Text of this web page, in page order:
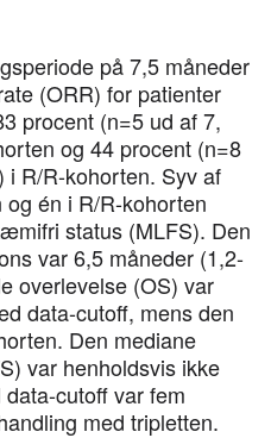
på 7,5 måneder
(ORR) for patienter
procent (n=5 ud af 7,
og 44 procent (n=8
i R/R-kohorten. Syv af
én i R/R-kohorten
status (MLFS). Den
var 6,5 måneder (1,2-
overlevelse (OS) var
data-cutoff, mens den
Den mediane
var henholdsvis ikke
cutoff var fem
med tripletten.